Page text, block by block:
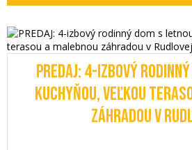
PREDAJ: 4-IZBOVÝ
KUCHYŇOU, VEĽKOU
ZÁHRADOU V